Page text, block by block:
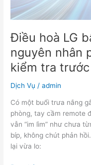
Điều hoà LG
nguyên nhân
kiểm tra
Dịch Vụ /admin
Có một buổi trưa nắng
phòng, tay cầm remote
vẫn “im lìm” như chưa
bíp, không chút phản
lại vừa lo:
nhân
phổ
nhất
bạn
nên
kiểm
tra
khi
gọi
thợ